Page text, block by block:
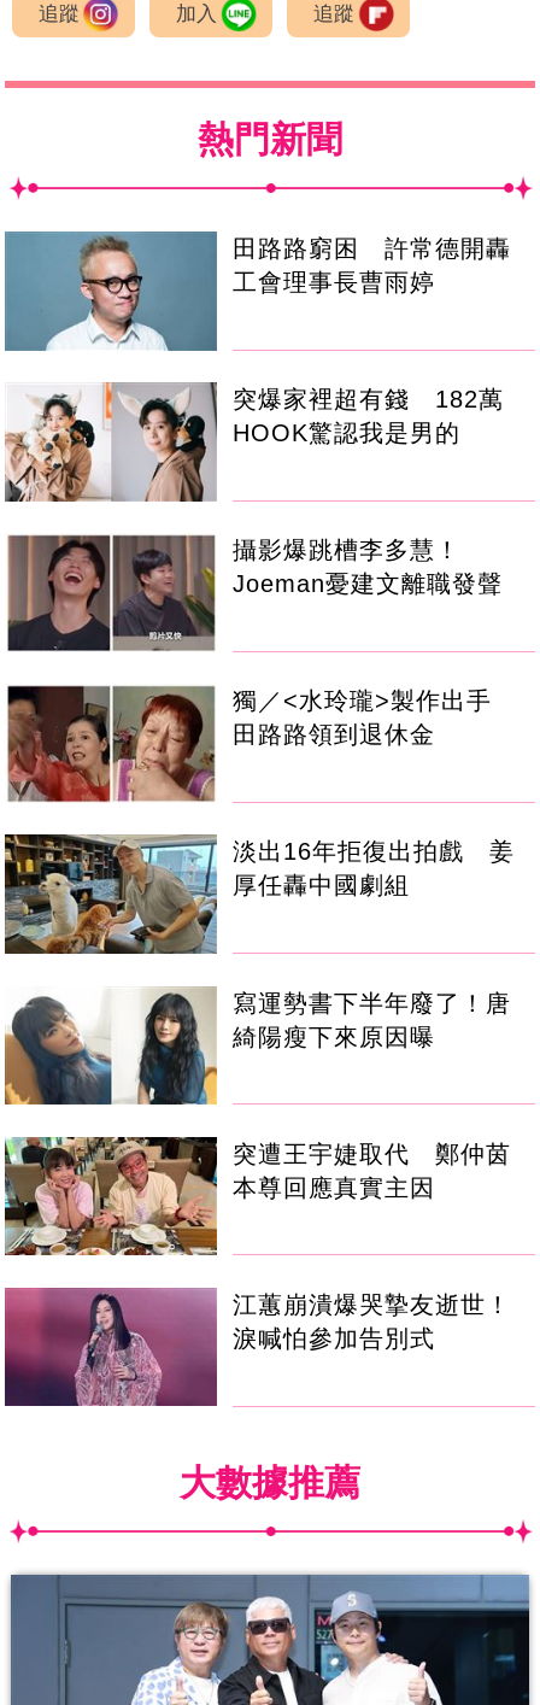
追蹤 加入 追蹤
熱門新聞
田路路窮困 許常德開轟
工會理事長曹雨婷
突爆家裡超有錢 182萬
HOOK驚認我是男的
攝影爆跳槽李多慧！
Joeman憂建文離職發聲
獨／<水玲瓏>製作出手
田路路領到退休金
淡出16年拒復出拍戲 姜
厚任轟中國劇組
寫運勢書下半年廢了！唐
綺陽瘦下來原因曝
突遭王宇婕取代 鄭仲茵
本尊回應真實主因
江蕙崩潰爆哭摯友逝世！
淚喊怕參加告別式
大數據推薦